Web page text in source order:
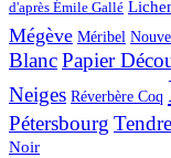
d'après Émile Gallé
Mégève Méribel
BlancPapier
Neiges Réverbère Coq
Pétersbourg
Noir